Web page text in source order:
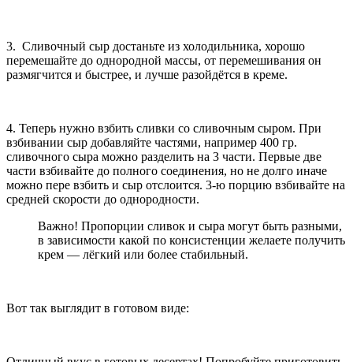
3. Сливочный сыр достаньте из холодильника, хорошо
перемешайте до однородной массы, от перемешивания он
размягчится и быстрее, и лучше разойдётся в креме.
4. Теперь нужно взбить сливки со сливочным сыром. При
взбивании сыр добавляйте частями, например 400 гр.
сливочного сыра можно разделить на 3 части. Первые две
части взбивайте до полного соединения, но не долго иначе
можно пере взбить и сыр отслоится. 3-ю порцию взбивайте на
средней скорости до однородности.
Важно! Пропорции сливок и сыра могут быть разными,
в зависимости какой по консистенции желаете получить
крем — лёгкий или более стабильный.
Вот так выглядит в готовом виде: